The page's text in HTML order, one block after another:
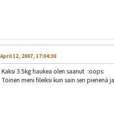
April 12, 2007, 17:04:30
Kaksi 3.5kg haukea olen saanut :oops:
Toinen meni fileiksi kun sain sen pienenä